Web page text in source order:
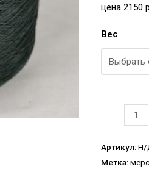
цена 2150
Вес
Артикул:Н/
Метка: